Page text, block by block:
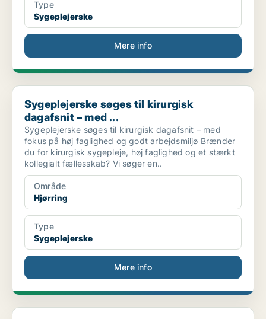
Type
Sygeplejerske
Mere info
Sygeplejerske søges til kirurgisk dagafsnit – med ...
Sygeplejerske søges til kirurgisk
dagafsnit – med ...
Sygeplejerske søges til kirurgisk dagafsnit – med
fokus på høj faglighed og godt arbejdsmiljø Brænder
du for kirurgisk sygepleje, høj faglighed og et stærkt
kollegialt fællesskab? Vi søger en..
Område
Hjørring
Type
Sygeplejerske
Mere info
Sygeplejerske med særlig funktion Udvikling og Und...